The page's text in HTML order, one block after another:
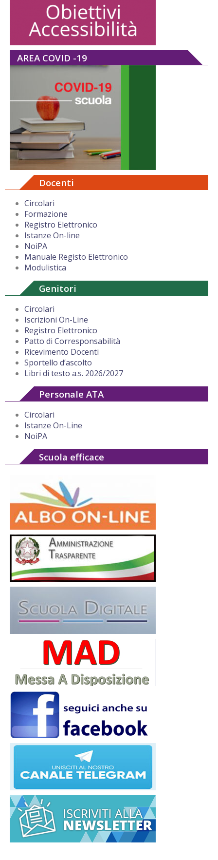
AREA COVID -19
Docenti
Circolari
Formazione
Registro Elettronico
Istanze On-line
NoiPA
Manuale Registo Elettronico
Modulistica
Genitori
Circolari
Iscrizioni On-Line
Registro Elettronico
Patto di Corresponsabilità
Ricevimento Docenti
Sportello d’ascolto
Libri di testo a.s. 2026/2027
Personale ATA
Circolari
Istanze On-Line
NoiPA
Scuola efficace